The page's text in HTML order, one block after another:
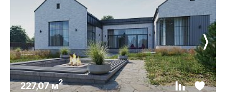
227,07 м2